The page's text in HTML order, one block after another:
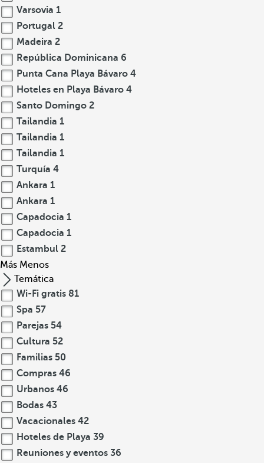
Varsovia 1
Portugal 2
Madeira 2
República Dominicana 6
Punta Cana Playa Bávaro 4
Hoteles en Playa Bávaro 4
Santo Domingo 2
Tailandia 1
Tailandia 1
Tailandia 1
Turquía 4
Ankara 1
Ankara 1
Capadocia 1
Capadocia 1
Estambul 2
Más Menos
Temática
Wi-Fi gratis 81
Spa 57
Parejas 54
Cultura 52
Familias 50
Compras 46
Urbanos 46
Bodas 43
Vacacionales 42
Hoteles de Playa 39
Reuniones y eventos 36